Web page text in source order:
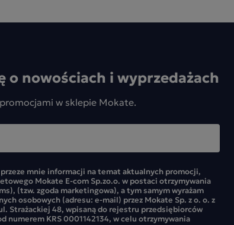
nowościach i wyprzedażach
w sklepie Mokate.
mnie informacji na temat aktualnych promocji,
Mokate E-com Sp.zo.o. w postaci otrzymywania
(tzw. zgoda marketingowa), a tym samym wyrażam
osobowych (adresu: e-mail) przez Mokate Sp. z o. o. z
Strażackiej 48, wpisaną do rejestru przedsiębiorców
numerem KRS 0001142134, w celu otrzymywania